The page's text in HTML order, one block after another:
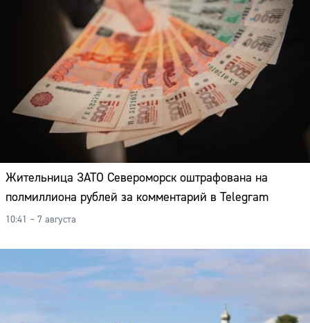
Жительница ЗАТО Североморск оштрафована на
полмиллиона рублей за комментарий в Telegram
10:41 – 7 августа
Адрес:
Телефон: